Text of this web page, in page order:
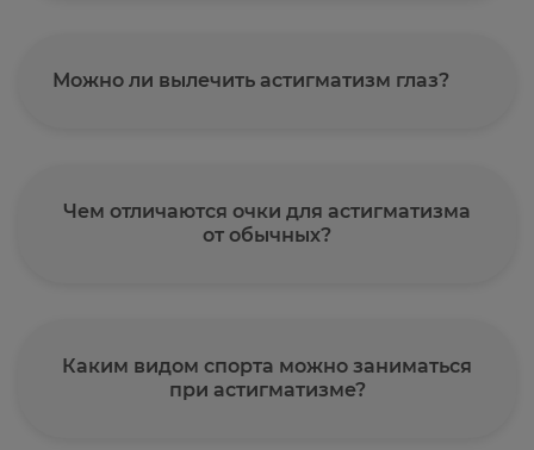
Можно ли вылечить астигматизм глаз?
Чем отличаются очки для астигматизма
от обычных?
Каким видом спорта можно заниматься
при астигматизме?